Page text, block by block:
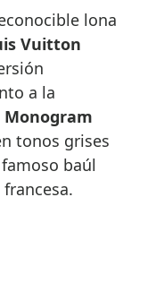
Vuitton
a la
Monogram
tonos grises
baúl